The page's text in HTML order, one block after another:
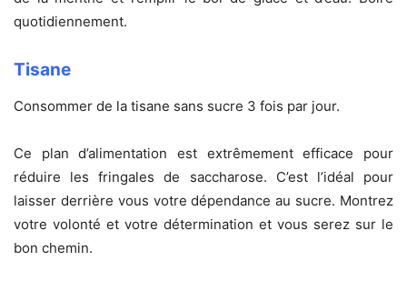
quotidiennement.
Tisane
Consommer de la tisane sans sucre 3 fois par jour.
Ce plan d’alimentation est extrêmement efficace pour
réduire les fringales de saccharose. C’est l’idéal pour
laisser derrière vous votre dépendance au sucre. Montrez
votre volonté et votre détermination et vous serez sur le
bon chemin.